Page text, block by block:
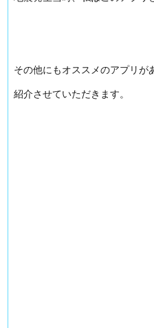
その他にもオススメのアプリが
紹介させていただきます。